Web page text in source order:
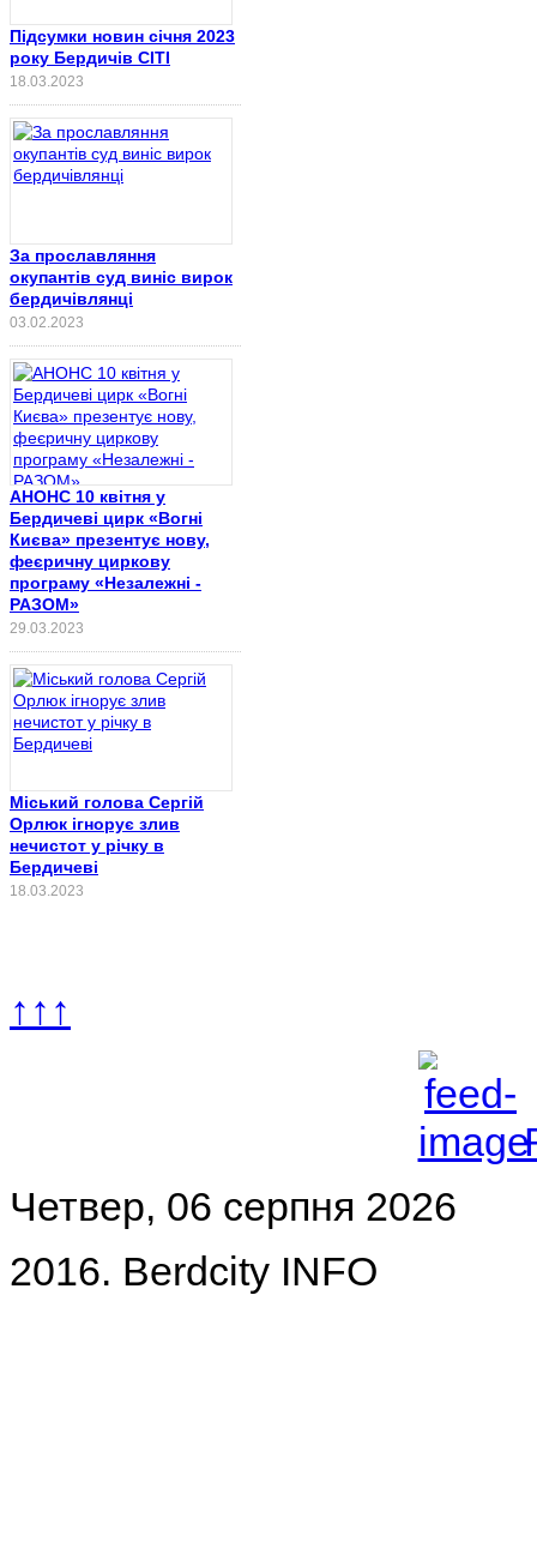
Підсумки новин січня 2023
року Бердичів СІТІ
18.03.2023
За прославляння
окупантів суд виніс вирок
бердичівлянці
03.02.2023
АНОНС 10 квітня у
Бердичеві цирк «Вогні
Києва» презентує нову,
феєричну циркову
програму «Незалежні -
РАЗОМ»
29.03.2023
Міський голова Сергій
Орлюк ігнорує злив
нечистот у річку в
Бердичеві
18.03.2023
↑↑↑
Четвер, 06 серпня 2026
2016. Berdcity INFO